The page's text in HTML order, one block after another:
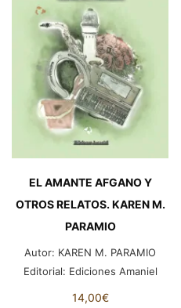
EL AMANTE AFGANO Y
OTROS RELATOS. KAREN M.
PARAMIO
Autor: KAREN M. PARAMIO
Editorial: Ediciones Amaniel
14,00€